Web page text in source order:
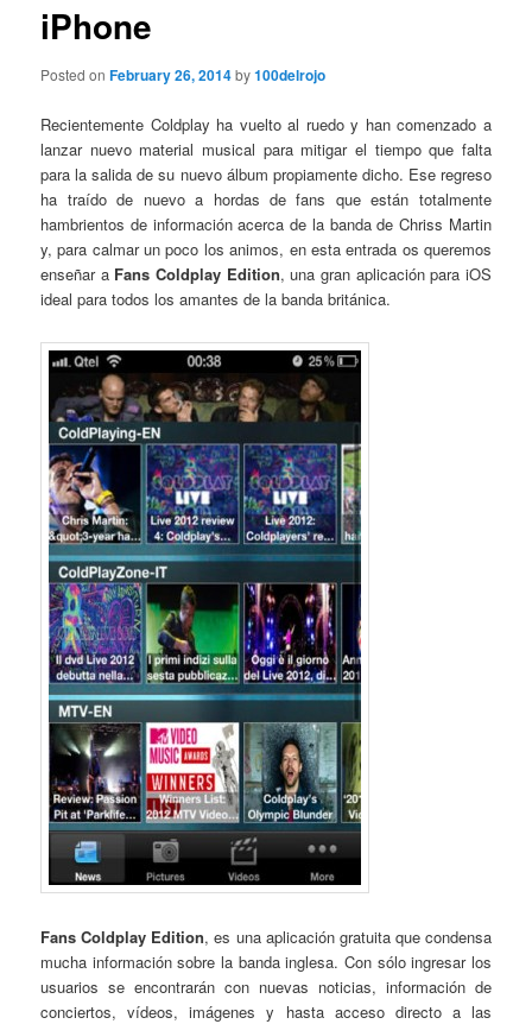
iPhone
Posted onFebruary 26, 2014by100delrojo
Recientemente Coldplay ha vuelto al ruedo y han comenzado a
lanzar nuevo material musical para mitigar el tiempo que falta
para la salida de su nuevo álbum propiamente dicho. Ese regreso
ha traído de nuevo a hordas de fans que están totalmente
hambrientos de información acerca de la banda de Chriss Martin
y, para calmar un poco los animos, en esta entrada os queremos
enseñar a Fans Coldplay Edition, una gran aplicación para iOS
ideal para todos los amantes de la banda británica.
Fans Coldplay Edition, es una aplicación gratuita que condensa
mucha información sobre la banda inglesa. Con sólo ingresar los
usuarios se encontrarán con nuevas noticias, información de
conciertos, vídeos, imágenes y hasta acceso directo a las